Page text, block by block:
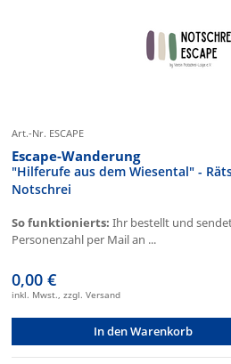
Art.-Nr. ESCAPE
Escape-Wanderung
"Hilferufe aus dem Wiesental" -
Notschrei
So funktionierts: Ihr bestellt und
Personenzahl per Mail an ...
0,00 €
inkl. Mwst., zzgl. Versand
In den Warenkorb